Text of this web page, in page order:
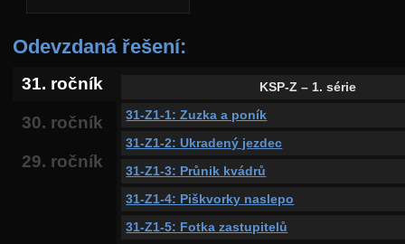
Odevzdaná řešení:
31. ročník
30. ročník
29. ročník
KSP-Z – 1. série
31-Z1-1: Zuzka a poník
31-Z1-2: Ukradený jezdec
31-Z1-3: Průnik kvádrů
31-Z1-4: Piškvorky naslepo
31-Z1-5: Fotka zastupitelů